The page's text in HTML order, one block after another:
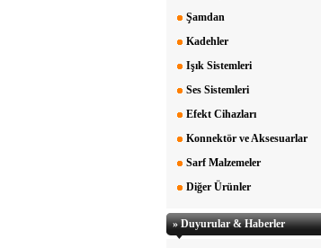
Şamdan
Kadehler
Işık Sistemleri
Ses Sistemleri
Efekt Cihazları
Konnektör ve Aksesuarlar
Sarf Malzemeler
Diğer Ürünler
» Duyurular & Haberler